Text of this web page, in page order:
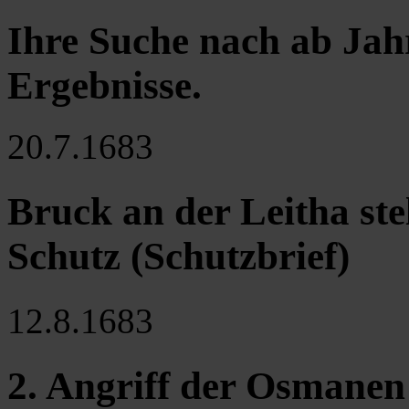
Ihre Suche nach ab
Ergebnisse.
20.7.1683
Bruck an der Leitha
Schutz (Schutzbrief)
12.8.1683
2. Angriff der